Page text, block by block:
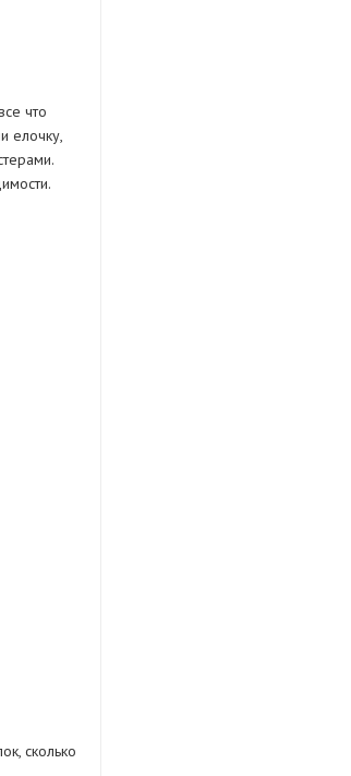
что
елочку,
сколько